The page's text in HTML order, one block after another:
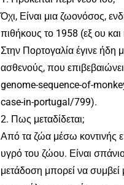
Όχι, Είναι μια ζωονόσος,
πιθήκους το 1958 (εξ ου και
Στην Πορτογαλία έγινε ήδη
ασθενούς, που
genome-sequence-of-
case-in-portugal/799).
2. Πως μεταδίδεται;
Από τα ζώα μέσω κοντινής
υγρό του ζώου. Είναι
μετάδοση μπορεί να συμβεί